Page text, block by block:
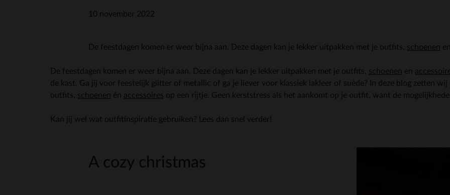
10 november 2022
De feestdagen komen er weer bijna aan. Deze dagen kan je lekker uitpakken met je outfits, schoenen en
De feestdagen komen er weer bijna aan. Deze dagen kan je lekker uitpakken met je outfits, schoenen en
de kast. Ga jij voor feestelijk glitter of metallic of ga je liever voor klassiek lakleer of suède? In deze blog zetten
outfits, schoenen én accessoires op een rijtje. Geen kerststress als het aankomt op je outfit, want de
Kan jij wel wat outfitinspiratie gebruiken? Lees dan snel verder!
A cozy christmas